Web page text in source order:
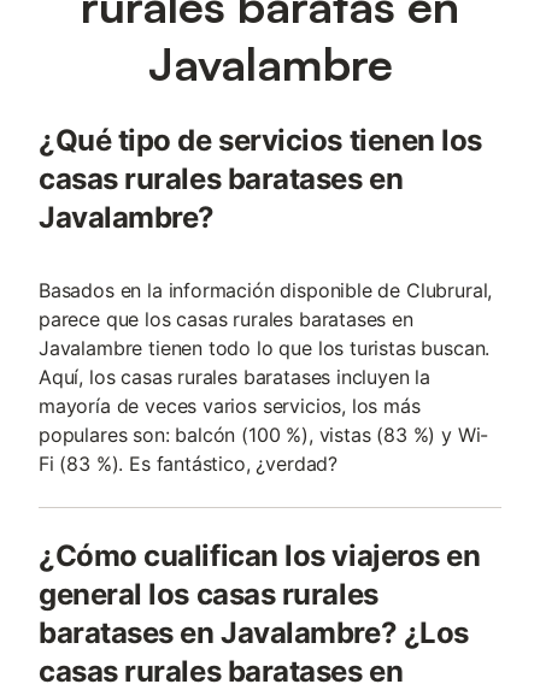
Javalambre
¿Qué tipo de servicios tienen los
casas rurales baratases en
Javalambre?
Basados en la información disponible de Clubrural,
parece que los casas rurales baratases en
Javalambre tienen todo lo que los turistas buscan.
Aquí, los casas rurales baratases incluyen la
mayoría de veces varios servicios, los más
populares son: balcón (100 %), vistas (83 %) y Wi-
Fi (83 %). Es fantástico, ¿verdad?
¿Cómo cualifican los viajeros en
general los casas rurales
baratases en Javalambre? ¿Los
casas rurales baratases en